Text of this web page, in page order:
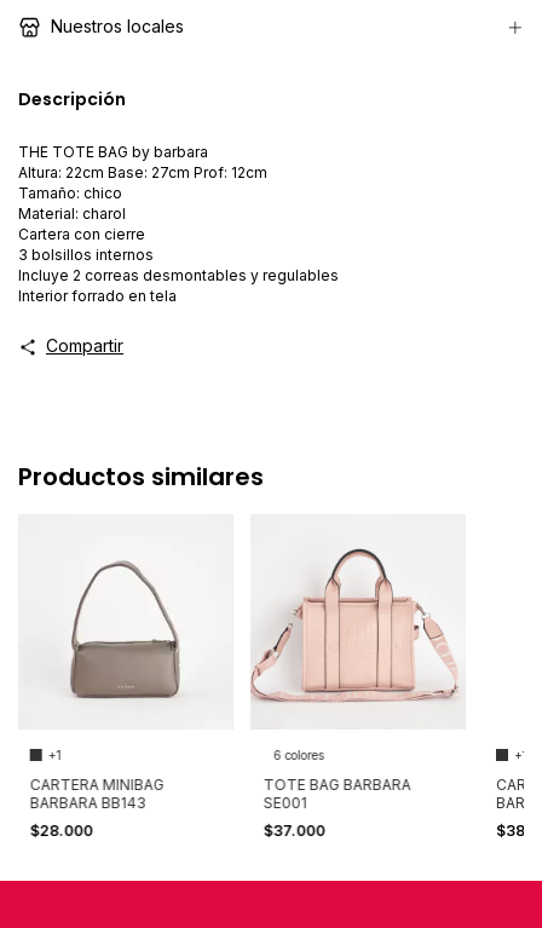
Nuestros locales
Descripción
THE TOTE BAG by barbara
Altura: 22cm Base: 27cm Prof: 12cm
Tamaño: chico
Material: charol
Cartera con cierre
3 bolsillos internos
Incluye 2 correas desmontables y regulables
Interior forrado en tela
Compartir
Productos similares
+1
CARTERA MINIBAG
BARBARA BB143
$28.000
6 colores
TOTE BAG BARBARA
SE001
$37.000
+1